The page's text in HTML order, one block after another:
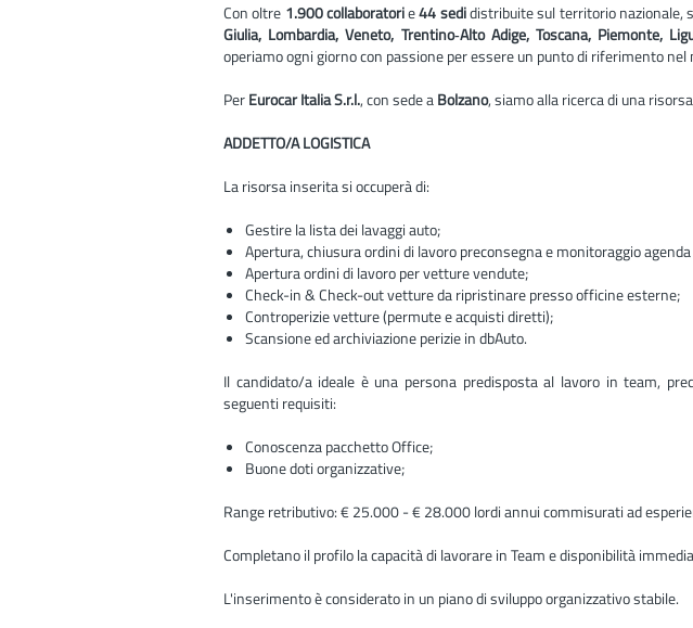
Con oltre 1.900 collaboratorie44 sedidistribuite sul territorio nazionale,
Giulia, Lombardia, Veneto, Trentino‑Alto Adige, Toscana, Piemonte,
operiamo ogni giorno con passione per essere un punto di riferimento nel
PerEurocar Italia S.r.l., con sede aBolzano, siamo alla ricerca di una
ADDETTO/A LOGISTICA
La risorsa inserita si occuperà di:
Gestire la lista dei lavaggi auto;
Apertura, chiusura ordini di lavoro preconsegna e monitoraggio
Apertura ordini di lavoro per vetture vendute;
Check-in & Check-out vetture da ripristinare presso officine esterne;
Controperizie vetture (permute e acquisti diretti);
Scansione ed archiviazione perizie in dbAuto.
Il candidato/a ideale è una persona predisposta al lavoro in team,
seguenti requisiti:
Conoscenza pacchetto Office;
Buone doti organizzative;
Range retributivo: € 25.000 - € 28.000 lordi annui commisurati ad
Completano il profilo la capacità di lavorare in Team e disponibilità
L'inserimento è considerato in un piano di sviluppo organizzativo stabile.